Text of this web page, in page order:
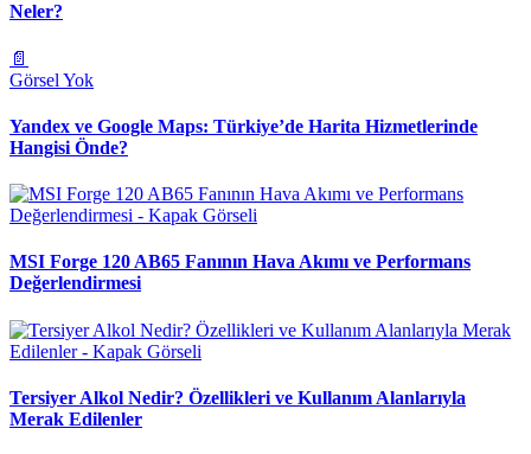
Neler?
📄
Görsel Yok
Yandex ve Google Maps: Türkiye’de Harita Hizmetlerinde
Hangisi Önde?
MSI Forge 120 AB65 Fanının Hava Akımı ve Performans
Değerlendirmesi
Tersiyer Alkol Nedir? Özellikleri ve Kullanım Alanlarıyla
Merak Edilenler